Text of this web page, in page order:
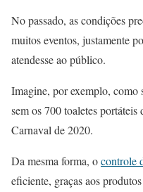
No passado, as condições
muitos eventos, justamente
atendesse ao público.
Imagine, por exemplo, como
sem os 700 toaletes
Carnaval de 2020.
Da mesma forma, ocontrole
eficiente, graças aos